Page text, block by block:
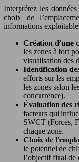
Interprétez les
choix de
informations
Création d’une
les zones à fort
visualisation des
Identification
efforts sur les
les zones selon
concurrence).
Évaluation des
facteurs qui
SWOT (Forces,
chaque zone.
Choix de
le potentiel de
l’objectif final de